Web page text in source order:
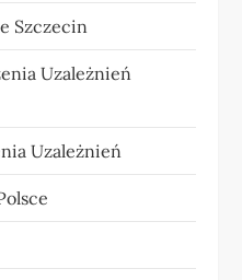
Szczecin
Uzależnień
Uzależnień